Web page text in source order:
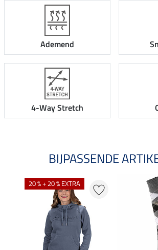
Ademend
4-Way Stretch
BIJPASSENDE
20 % + 20 % EXTRA